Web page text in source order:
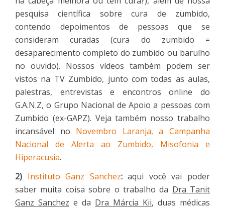
pesquisa científica sobre cura de zumbido,
contendo depoimentos de pessoas que se
consideram curadas (cura do zumbido =
desaparecimento completo do zumbido ou barulho
no ouvido). Nossos vídeos também podem ser
vistos na TV Zumbido, junto com todas as aulas,
palestras, entrevistas e encontros online do
G.A.N.Z, o Grupo Nacional de Apoio a pessoas com
Zumbido (ex-GAPZ). Veja também nosso trabalho
incansável no Novembro Laranja, a Campanha
Nacional de Alerta ao Zumbido, Misofonia e
Hiperacusia.
2) Instituto Ganz Sanchez:aqui você vai poder
saber muita coisa sobre o trabalho da Dra Tanit
Ganz Sanchez e da Dra Márcia Kii, duas médicas